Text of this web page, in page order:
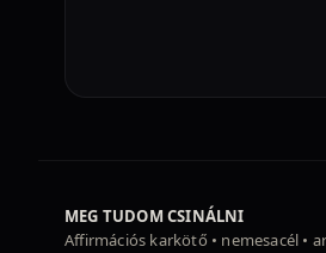
MEG TUDOM CSINÁLNI
Affirmációs karkötő • nemesacél •